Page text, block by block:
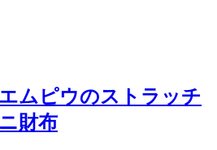
ムピウのストラッチ
財布